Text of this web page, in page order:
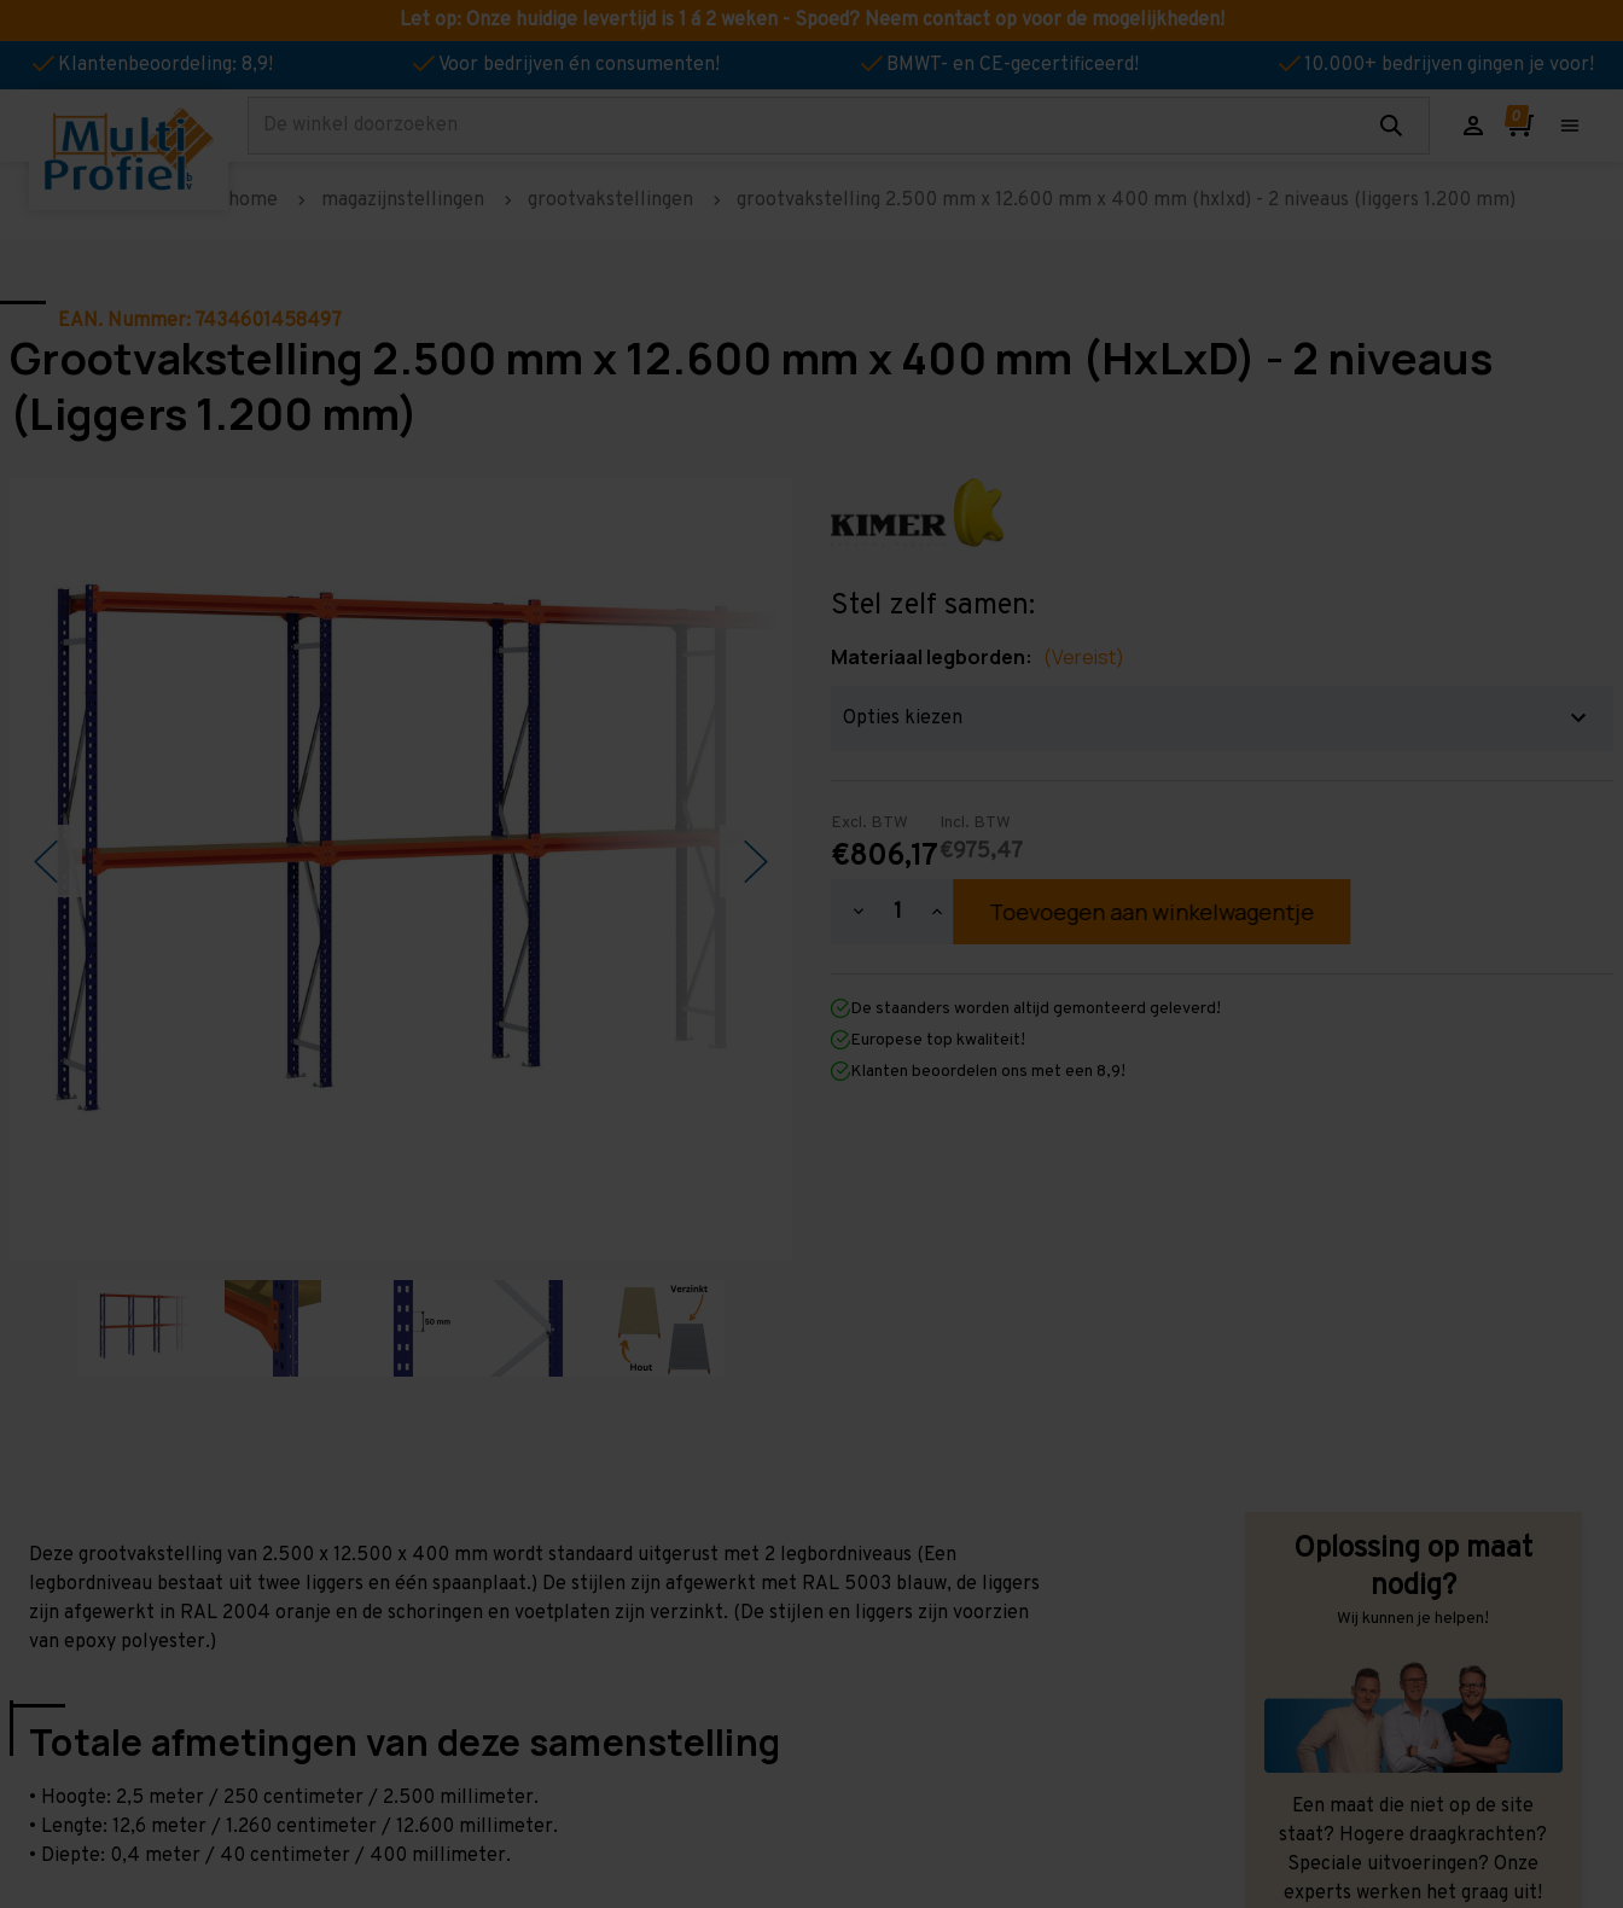
Let op: Onze huidige levertijd is 1 á 2 weken - Spoed? Neem contact op voor de mogelijkheden!
Klantenbeoordeling: 8,9!
Voor bedrijven én consumenten! BMWT- en CE-gecertificeerd! 10.000+ bedrijven gingen je voor!
Zoeken
home magazijnstellingen grootvakstellingen grootvakstelling 2.500 mm x 12.600 mm x 400 mm (hxlxd) - 2 niveaus (liggers 1.200 mm)
EAN. Nummer: 7434601458497
Grootvakstelling 2.500 mm x 12.600 mm x 400 mm (HxLxD) - 2 niveaus
(Liggers 1.200 mm)
Stel zelf samen:
Materiaal legborden: (Vereist)
Excl. BTW
€806,17
Incl. BTW
€975,47
Hoeveelheid
2.500
mm
x
12.600
mm
Hoeveelheid
verhogen
2.500
mm
x
12.600
mm
De staanders worden altijd gemonteerd geleverd!
Europese top kwaliteit!
Klanten beoordelen ons met een 8,9!
Deze grootvakstelling van 2.500 x 12.500 x 400 mm wordt standaard uitgerust met 2 legbordniveaus (Een
legbordniveau bestaat uit twee liggers en één spaanplaat.) De stijlen zijn afgewerkt met RAL 5003 blauw, de liggers
zijn afgewerkt in RAL 2004 oranje en de schoringen en voetplaten zijn verzinkt. (De stijlen en liggers zijn voorzien
van epoxy polyester.)
Totale afmetingen van deze samenstelling
• Hoogte: 2,5 meter / 250 centimeter / 2.500 millimeter.
• Lengte: 12,6 meter / 1.260 centimeter / 12.600 millimeter.
• Diepte: 0,4 meter / 40 centimeter / 400 millimeter.
Oplossing op maat
nodig?
Wij kunnen je helpen!
Een maat die niet op de site
staat? Hogere draagkrachten?
Speciale uitvoeringen? Onze
experts werken het graag uit!